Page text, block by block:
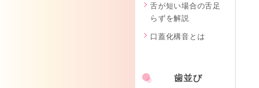
舌が短い場合の舌足
らずを解説
口蓋化構音とは
歯並び